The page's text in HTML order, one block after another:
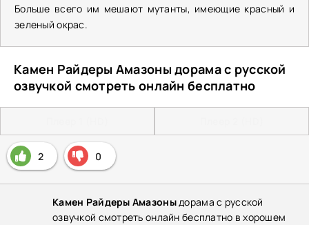
Больше всего им мешают мутанты, имеющие красный и
зеленый окрас.
Камен Райдеры Амазоны дорама с русской
озвучкой смотреть онлайн бесплатно
2 0
Камен Райдеры Амазоныдорама с русской
озвучкой смотреть онлайн бесплатно в хорошем